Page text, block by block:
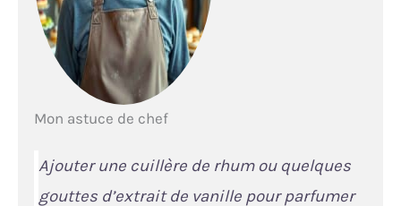
Mon astuce de chef
Ajouter une cuillère de rhum ou quelques
gouttes d’extrait de vanille pour parfumer